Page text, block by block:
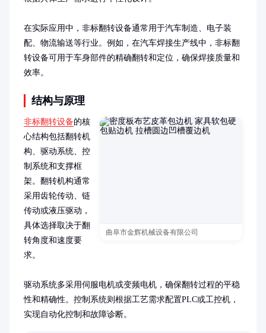
在实际应用中，非标翻转设备通常用于汽车制造、电子装
配、物流输送等行业。例如，在汽车焊接生产线中，非标翻
转设备可用于车身部件的精确翻转和定位，确保焊接质量和
效率。
结构与原理
曲阜市金辉机械设备有限公司
非标翻转设备的核
心结构包括翻转机
构、驱动系统、控
制系统和支撑框
架。翻转机构通常
采用齿轮传动、链
传动或液压驱动，
具体选择取决于翻
转角度和速度要
求。
驱动系统多采用伺服电机或变频电机，确保翻转过程的平稳
性和精确性。控制系统则根据工艺需求配置PLC或工控机，
实现自动化控制和故障诊断。